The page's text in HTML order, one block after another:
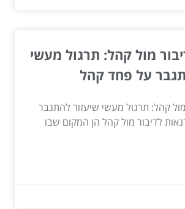
מול קהל: תרגול מעשי
על פחד קהל
קהל: תרגול מעשי שיעזור להתגבר
לדיבור מול קהל הן המקום שבו